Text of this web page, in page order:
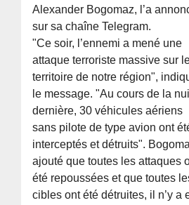
Alexander Bogomaz, l’a
sur sa chaîne Telegram.
"Ce soir, l’ennemi a mené une
attaque terroriste massive sur
territoire de notre région",
le message. "Au cours de la
dernière, 30 véhicules aériens
sans pilote de type avion ont
interceptés et détruits".
ajouté que toutes les attaques
été repoussées et que toutes
cibles ont été détruites, il n’y a